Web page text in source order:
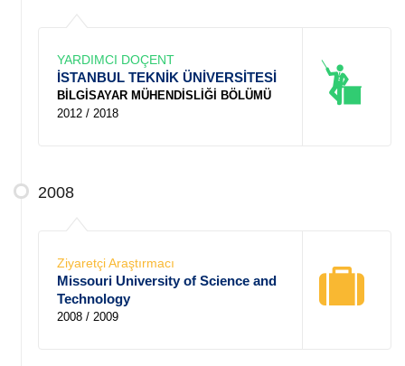
YARDIMCI DOÇENT
İSTANBUL TEKNİK ÜNİVERSİTESİ
BİLGİSAYAR MÜHENDİSLİĞİ BÖLÜMÜ
2012 / 2018
2008
Ziyaretçi Araştırmacı
Missouri University of Science and
Technology
2008 / 2009